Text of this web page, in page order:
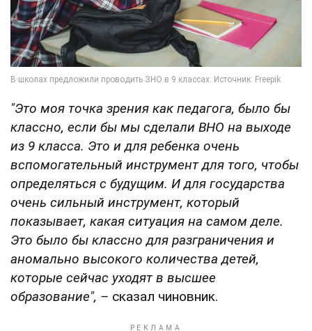
"Это моя точка зрения как педагога, было бы
классно, если бы мы сделали ВНО на выходе
из 9 класса. Это и для ребенка очень
вспомогательный инструмент для того, чтобы
определяться с будущим. И для государства
очень сильный инструмент, который
показывает, какая ситуация на самом деле.
Это было бы классно для разграничения и
аномально высокого количества детей,
которые сейчас уходят в высшее
образование", – сказал чиновник.